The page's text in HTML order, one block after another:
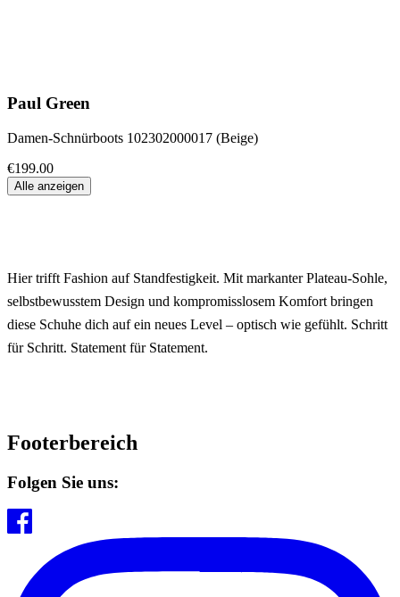
Paul Green
Damen-Schnürboots 102302000017 (Beige)
€199.00
Alle anzeigen
Hier trifft Fashion auf Standfestigkeit. Mit markanter Plateau-Sohle,
selbstbewusstem Design und kompromisslosem Komfort bringen
diese Schuhe dich auf ein neues Level – optisch wie gefühlt. Schritt
für Schritt. Statement für Statement.
Footerbereich
Folgen Sie uns: